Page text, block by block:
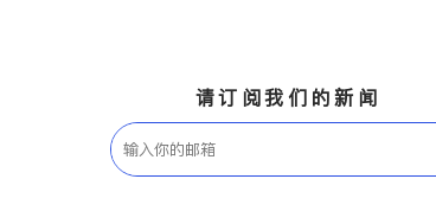
请订阅我们的新闻